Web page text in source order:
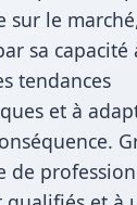
sur le
sa capacité
tendances
et à
de